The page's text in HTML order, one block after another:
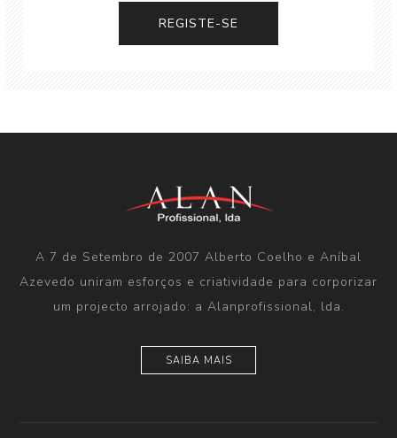
A 7 de Setembro de 2007 Alberto Coelho e Aníbal
Azevedo uniram esforços e criatividade para corporizar
um projecto arrojado: a Alanprofissional, lda.
SAIBA MAIS